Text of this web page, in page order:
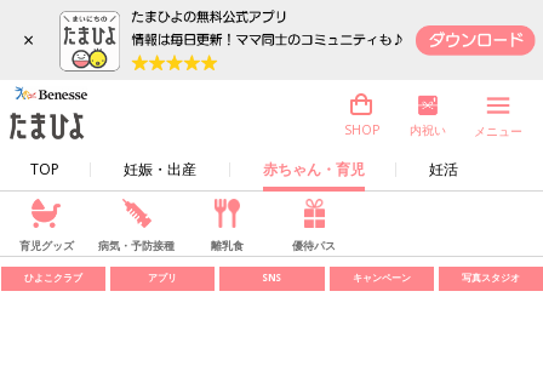
×
TOP 妊娠・出産 赤ちゃん・育児 妊活
SHOP 内祝い メニュー
育児グッズ 病気・予防接種 離乳食 優待パス
ひよこクラブ アプリ SNS キャンペーン 写真スタジオ